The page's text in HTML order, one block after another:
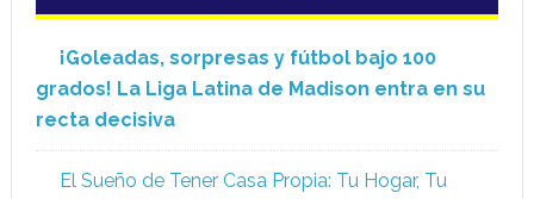
¡Goleadas, sorpresas y fútbol bajo 100
grados! La Liga Latina de Madison entra en su
recta decisiva
El Sueño de Tener Casa Propia: Tu Hogar, Tu